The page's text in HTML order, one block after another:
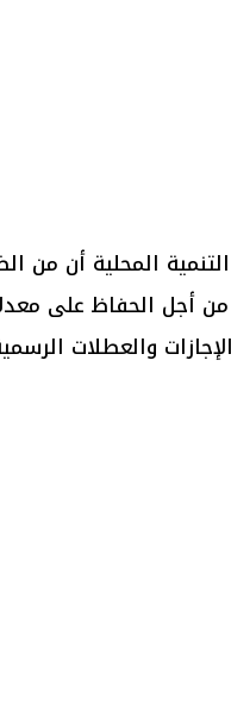
المحلية أن من
أجل الحفاظ على
والعطلات